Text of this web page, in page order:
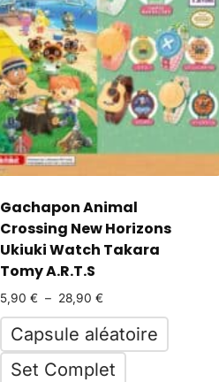
Gachapon Animal
Crossing New Horizons
Ukiuki Watch Takara
Tomy A.R.T.S
5,90 € – 28,90 €
Capsule aléatoire
Set Complet